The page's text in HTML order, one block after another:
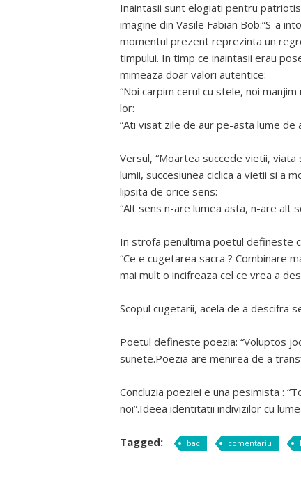
Inaintasii sunt elogiati pentru
imagine din Vasile Fabian Bob:”S-a
momentul prezent reprezinta un
timpului. In timp ce inaintasii erau
mimeaza doar valori autentice:
“Noi carpim cerul cu stele, noi
lor:
“Ati visat zile de aur pe-asta lume
Versul, “Moartea succede vietii,
lumii, succesiunea ciclica a vietii si a
lipsita de orice sens:
“Alt sens n-are lumea asta, n-are alt
In strofa penultima poetul defineste
“Ce e cugetarea sacra ? Combinare
mai mult o incifreaza cel ce vrea a
Scopul cugetarii, acela de a descifra
Poetul defineste poezia: “Voluptos
sunete.Poezia are menirea de a
Concluzia poeziei e una pesimista :
noi”.Ideea identitatii indivizilor cu
Tagged: bac comentariu